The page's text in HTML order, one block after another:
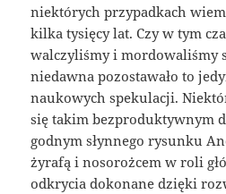
niektórych przypadkach
kilka tysięcy lat. Czy w tym
walczyliśmy i mordowaliśmy
niedawna pozostawało to
naukowych spekulacji.
się takim bezproduktywnym
godnym słynnego rysunku
żyrafą i nosorożcem w roli
odkrycia dokonane dzięki